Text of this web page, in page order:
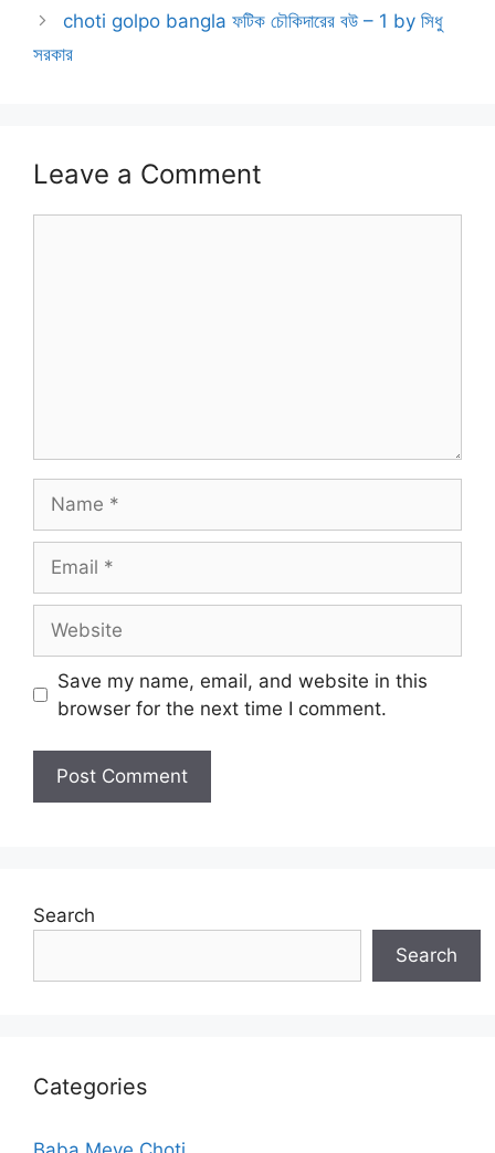
choti golpo bangla ফটিক চৌকিদারের বউ – 1 by সিধু
সরকার
Leave a Comment
Save my name, email, and website in this
browser for the next time I comment.
Search
Search
Categories